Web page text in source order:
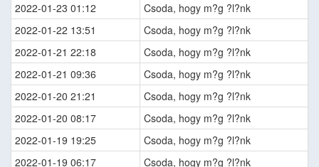
2022-01-23 01:12
Csoda, hogy m?g ?l?nk
2022-01-22 13:51
Csoda, hogy m?g ?l?nk
2022-01-21 22:18
Csoda, hogy m?g ?l?nk
2022-01-21 09:36
Csoda, hogy m?g ?l?nk
2022-01-20 21:21
Csoda, hogy m?g ?l?nk
2022-01-20 08:17
Csoda, hogy m?g ?l?nk
2022-01-19 19:25
Csoda, hogy m?g ?l?nk
2022-01-19 06:17
Csoda, hogy m?g ?l?nk